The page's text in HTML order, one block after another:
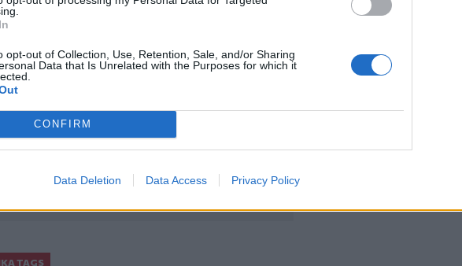
opt-out of Collection, Use, Retention, Sale, and/or Sharing
Data that Is Unrelated with the Purposes for which it
CONFIRM
Data Deletion Data Access Privacy Policy
Google Newsκαι στοFacebook
μας στο
TAGS